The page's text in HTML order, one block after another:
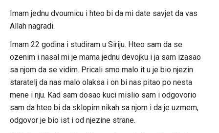
Imam jednu dvoumicu i hteo bi da mi date savjet da vas
Allah nagradi.
Imam 22 godina i studiram u Siriju. Hteo sam da se
ozenim i nasal mi je mama jednu devojku i ja sam izasao
sa njom da se vidim. Pricali smo malo it u je bio njezin
staratelj da nas malo olaksa i on bi nas pitao po nesta
mene i nju. Kad sam dosao kuci mislio sam i odgovorio
sam da hteo bi da sklopim nikah sa njom i da je uzmem,
odgovor je bio ist i od njezine strane.